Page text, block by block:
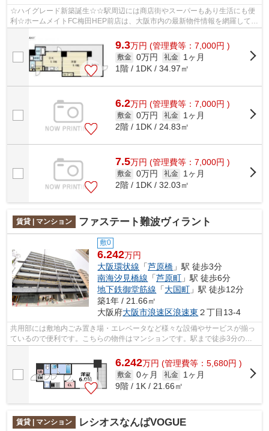
☆ハイグレード新築誕生☆☆駅周辺には商店街やスーパーもあり生活にも便
利☆ホームメイトFC梅田HEP前店は、大阪市内の最新物件情報を網羅してお
ります。地域密着のホームメイトFC梅田HEP...
9.3万円 (管理費等：7,000円 )
敷金 0万円 礼金
1ヶ月
1階 / 1DK / 34.97㎡
6.2万円 (管理費等：7,000円 )
敷金 0万円 礼金
1ヶ月
2階 / 1DK / 24.83㎡
7.5万円 (管理費等：7,000円 )
敷金 0万円 礼金
1ヶ月
2階 / 1DK / 32.03㎡
賃貸 | マンション ファステート難波ヴィラント
敷0
6.242万円
大阪環状線 「芦原橋 」駅 徒歩3分
南海汐見橋線 「芦原町 」駅 徒歩6分
地下鉄御堂筋線 「大国町 」駅 徒歩12分
築1年 / 21.66㎡
大阪府大阪市浪速区浪速東 ２丁目13-4
共用部には敷地内ごみ置き場・エレベータなど様々な設備やサービスが揃っ
ているので便利です。こちらの物件はマンションです。駅まで徒歩3分の立
地が魅力的な、利便性の高い物件です。...
6.242万円 (管理費等：5,680円 )
敷金 0ヶ月 礼金
1ヶ月
9階 / 1K / 21.66㎡
賃貸 | マンション レシオスなんばVOGUE